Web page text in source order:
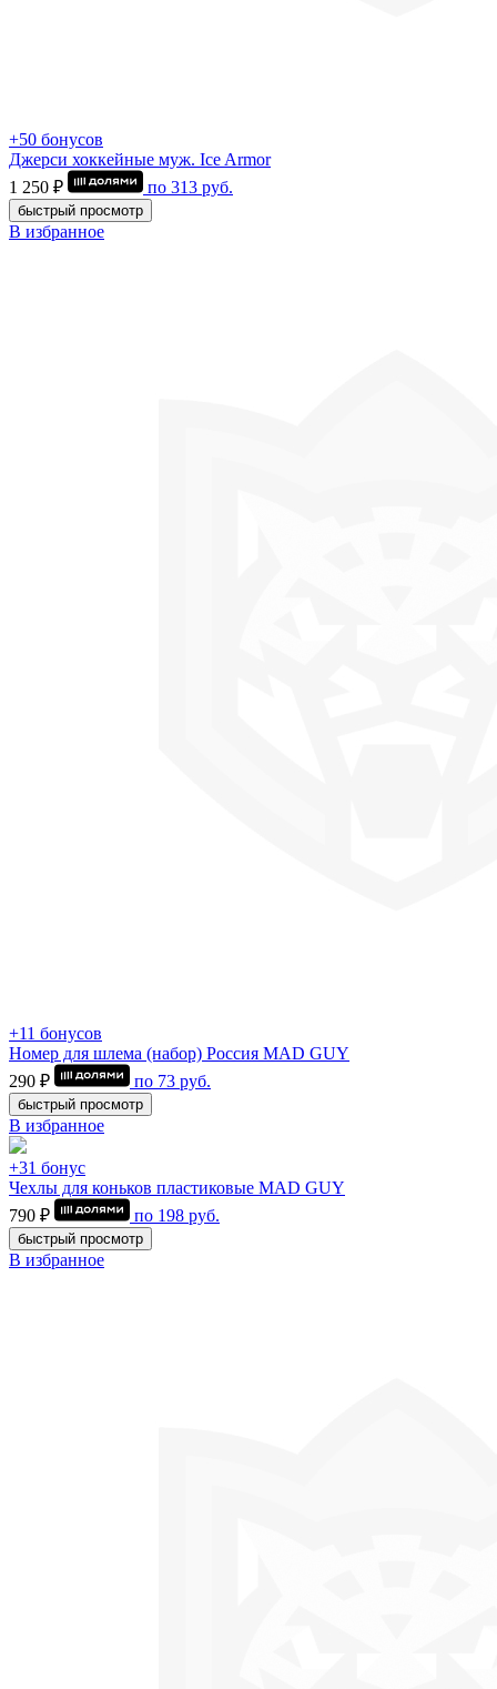
+50 бонусов
Джерси хоккейные муж. Ice Armor
1 250 ₽
по 313 руб.
быстрый просмотр
В избранное
+11 бонусов
Номер для шлема (набор) Россия MAD GUY
290 ₽
по 73 руб.
быстрый просмотр
В избранное
+31 бонус
Чехлы для коньков пластиковые MAD GUY
790 ₽
по 198 руб.
быстрый просмотр
В избранное